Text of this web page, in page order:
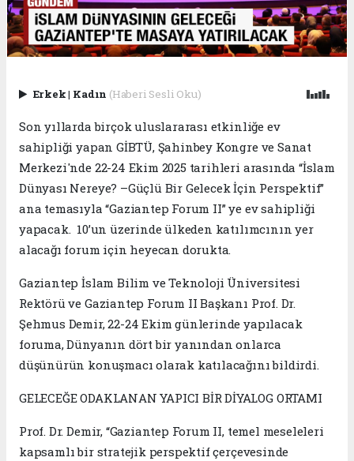
Erkek| Kadın (Haberi Sesli Oku)
Son yıllarda birçok uluslararası etkinliğe ev
sahipliği yapan GİBTÜ, Şahinbey Kongre ve Sanat
Merkezi'nde 22-24 Ekim 2025 tarihleri arasında “İslam
Dünyası Nereye? –Güçlü Bir Gelecek İçin Perspektif”
ana temasıyla “Gaziantep Forum II” ye ev sahipliği
yapacak. 10’un üzerinde ülkeden katılımcının yer
alacağı forum için heyecan dorukta.
Gaziantep İslam Bilim ve Teknoloji Üniversitesi
Rektörü ve Gaziantep Forum II Başkanı Prof. Dr.
Şehmus Demir, 22-24 Ekim günlerinde yapılacak
foruma, Dünyanın dört bir yanından onlarca
düşünürün konuşmacı olarak katılacağını bildirdi.
GELECEĞE ODAKLANAN YAPICI BİR DİYALOG ORTAMI
Prof. Dr. Demir, “Gaziantep Forum II, temel meseleleri
kapsamlı bir stratejik perspektif çerçevesinde